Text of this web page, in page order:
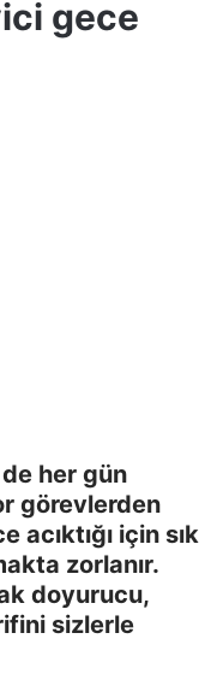
gece
her gün
görevlerden
acıktığı için sık
zorlanır.
doyurucu,
sizlerle